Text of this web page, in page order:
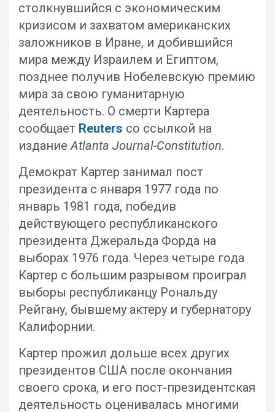
столкнувшийся с экономическим
кризисом и захватом американских
заложников в Иране, и добившийся
мира между Израилем и Египтом,
позднее получив Нобелевскую премию
мира за свою гуманитарную
деятельность. О смерти Картера
сообщает Reuters со ссылкой на
изданиеAtlanta Journal-Constitution.
Демократ Картер занимал пост
президента с января 1977 года по
январь 1981 года, победив
действующего республиканского
президента Джеральда Форда на
выборах 1976 года. Через четыре года
Картер с большим разрывом проиграл
выборы республиканцу Рональду
Рейгану, бывшему актеру и губернатору
Калифорнии.
Картер прожил дольше всех других
президентов США после окончания
своего срока, и его пост-президентская
деятельность оценивалась многими